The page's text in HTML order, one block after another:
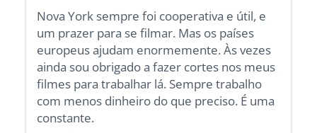
Nova York sempre foi cooperativa e útil, e
um prazer para se filmar. Mas os países
europeus ajudam enormemente. Às vezes
ainda sou obrigado a fazer cortes nos meus
filmes para trabalhar lá. Sempre trabalho
com menos dinheiro do que preciso. É uma
constante.